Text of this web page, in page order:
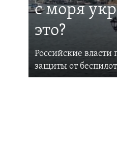
с моря
это?
Российские
защиты от